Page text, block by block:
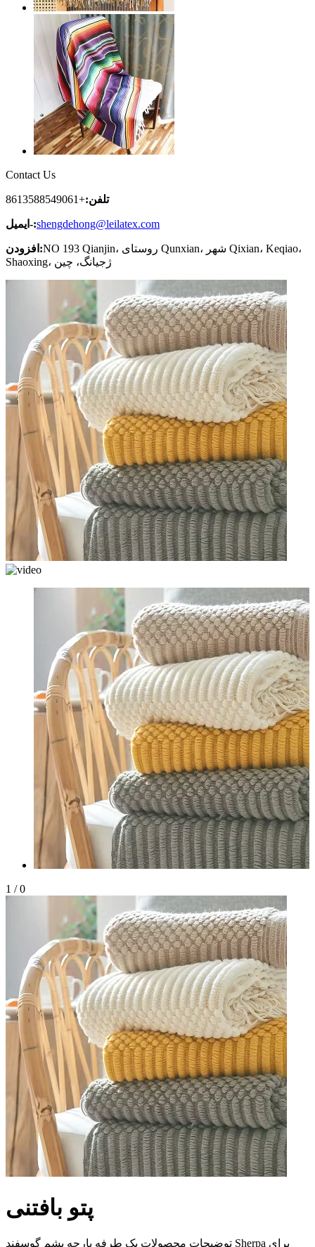
Contact Us
تلفن:+8613588549061
ایمیل-:shengdehong@leilatex.com
افزودن:NO 193 Qianjin، روستای Qunxian، شهر Qixian، Keqiao،
Shaoxing، ژجیانگ، چین
1 / 0
پتو بافتنی
توضیحات محصولات یک طرفه پارچه پشم گوسفند Sherpa برای